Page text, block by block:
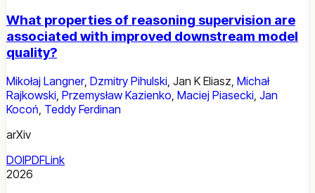
What properties of reasoning supervision are
associated with improved downstream model
quality?
Mikołaj Langner, Dzmitry Pihulski Jan K Eliasz Michał
Rajkowski Przemysław Kazienko Maciej Piasecki Jan
Kocoń Teddy Ferdinan
arXiv
DOIPDFLink
2026